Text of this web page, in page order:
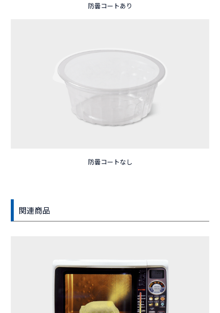
防曇コートあり
防曇コートなし
関連商品